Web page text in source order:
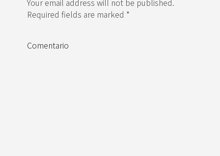
Your email address will not be published.
Required fields are marked *
Comentario